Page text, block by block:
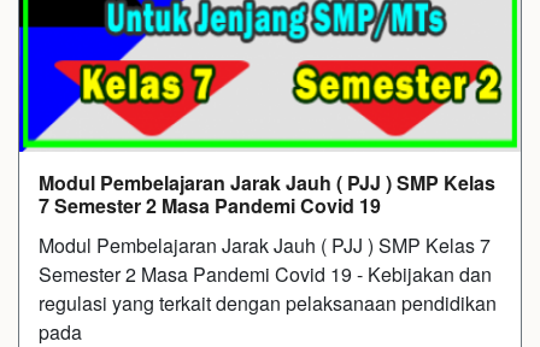
Modul Pembelajaran Jarak Jauh ( PJJ ) SMP Kelas
7 Semester 2 Masa Pandemi Covid 19
Modul Pembelajaran Jarak Jauh ( PJJ ) SMP Kelas 7
Semester 2 Masa Pandemi Covid 19 - Kebijakan dan
regulasi yang terkait dengan pelaksanaan pendidikan
pada